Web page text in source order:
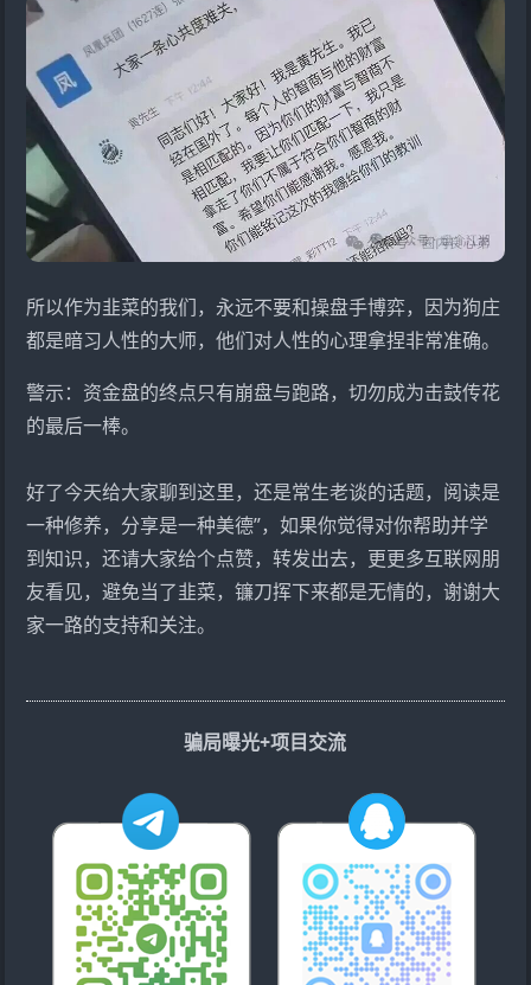
所以作为韭菜的我们，永远不要和操盘手博弈，因为狗庄
都是暗习人性的大师，他们对人性的心理拿捏非常准确。
警示：资金盘的终点只有崩盘与跑路，切勿成为击鼓传花
的最后一棒。
好了今天给大家聊到这里，还是常生老谈的话题，阅读是
一种修养，分享是一种美德”，如果你觉得对你帮助并学
到知识，还请大家给个点赞，转发出去，更更多互联网朋
友看见，避免当了韭菜，镰刀挥下来都是无情的，谢谢大
家一路的支持和关注。
骗局曝光+项目交流